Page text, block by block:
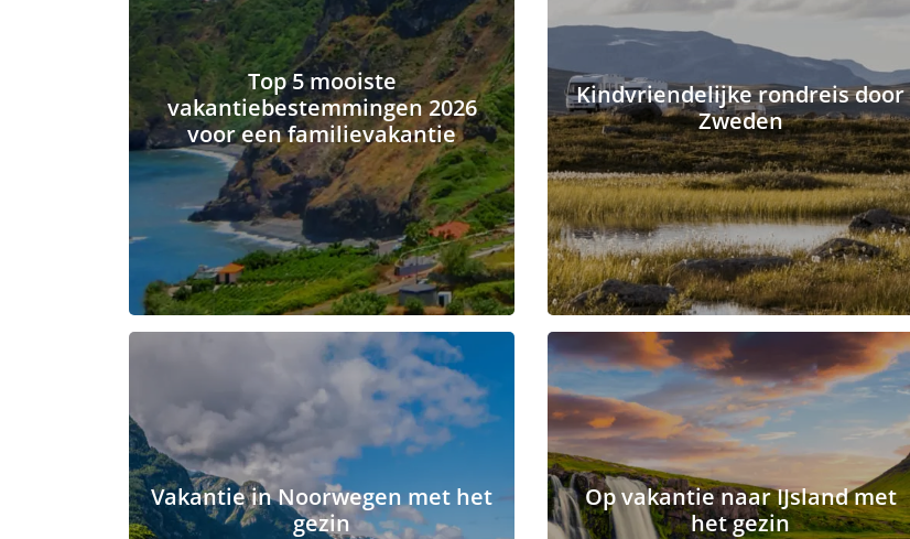
Top 5 mooiste
vakantiebestemmingen 2026
voor een familievakantie
Kindvriendelijke rondreis door
Zweden
Vakantie in Noorwegen met het
gezin
Op vakantie naar IJsland met
het gezin